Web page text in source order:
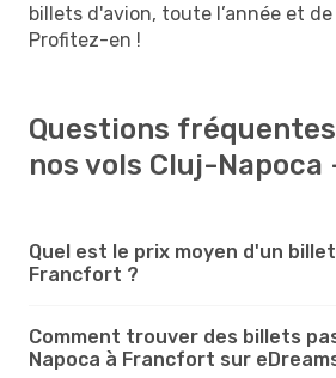
billets d'avion, toute l’année et
Profitez-en !
Questions
nos vols Cluj-
Quel est le prix moyen d'un
Francfort ?
Comment trouver des billets
Napoca à Francfort sur